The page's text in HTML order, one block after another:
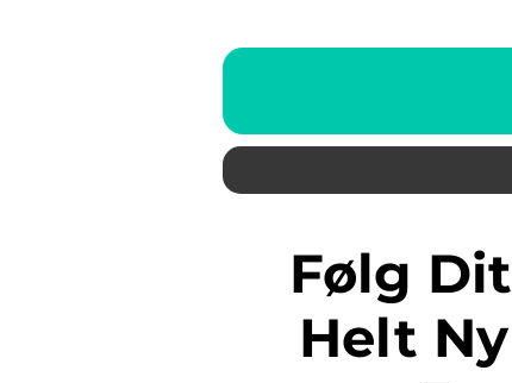
Følg Dit Elforbrug App: En
Helt